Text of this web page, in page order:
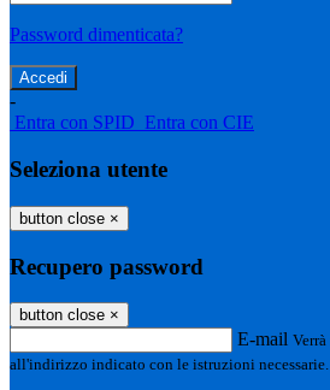
Password dimenticata?
-
Entra con SPID Entra con CIE
Seleziona utente
button close ×
Recupero password
button close ×
E-mail
all'indirizzo indicato con le istruzioni necessarie.